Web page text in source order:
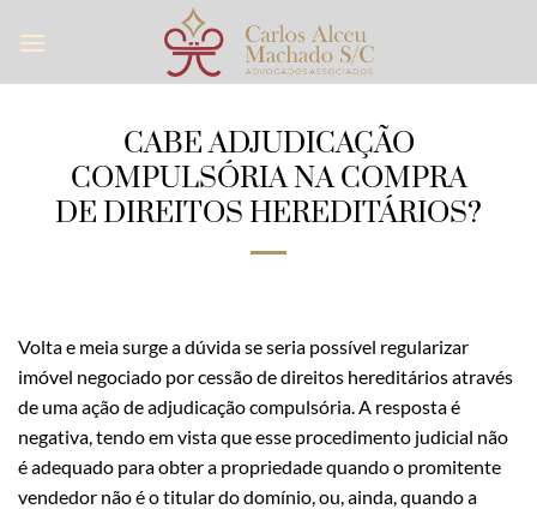
CABE ADJUDICAÇÃO
COMPULSÓRIA NA COMPRA
DE DIREITOS HEREDITÁRIOS?
Volta e meia surge a dúvida se seria possível regularizar
imóvel negociado por cessão de direitos hereditários através
de uma ação de adjudicação compulsória. A resposta é
negativa, tendo em vista que esse procedimento judicial não
é adequado para obter a propriedade quando o promitente
vendedor não é o titular do domínio, ou, ainda, quando a